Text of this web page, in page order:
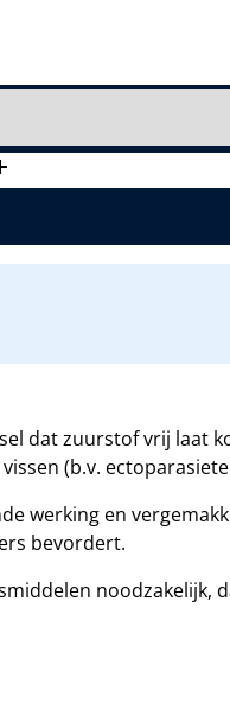
dat zuurstof vrij laat
(b.v.
werking en
bevordert.